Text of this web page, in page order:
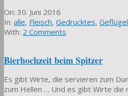
2016-
06-
30
On: 30. Juni 2016
In: alle, Fleisch, Gedrucktes, Geflügel
With: 2 Comments
Bierhochzeit beim Spitzer
Es gibt Wirte, die servieren zum
zum Hellen … Und es gibt Wirte die